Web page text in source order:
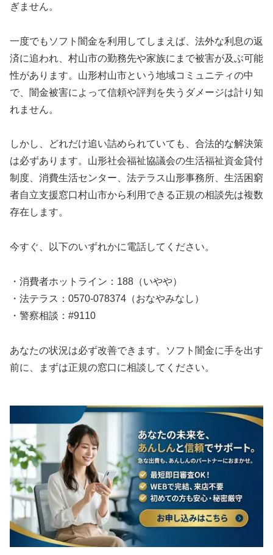
ぎません。
一度でもソフト闇金を利用してしまえば、法外な利息の返
済に追われ、村山市の勤務先や家族にまで被害が及ぶ可能
性があります。山形村山市という地域コミュニティの中
で、闇金被害によって信頼や評判を失うダメージは計り知
れません。
しかし、どれだけ追い詰められていても、合法的な解決策
は必ずあります。山形社会福祉協議会の生活福祉資金貸付
制度、消費生活センター、法テラス山形事務所、生活困窮
者自立支援窓口村山市から利用できる正規の相談先は複数
存在します。
今すぐ、以下のいずれかに電話してください。
・消費者ホットライン：188（いやや）
・法テラス：0570-078374（おなやみなし）
・警察相談：#9110
あなたの状況は必ず改善できます。ソフト闇金に手を出す
前に、まずは正規の窓口に相談してください。